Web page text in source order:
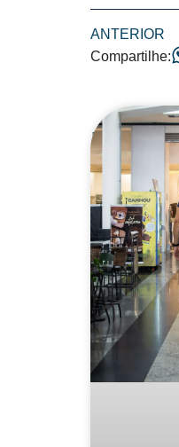
ANTERIOR
Compartilhe: